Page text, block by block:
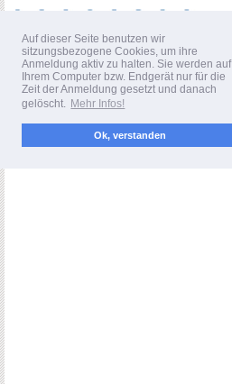
Auf dieser Seite benutzen wir
sitzungsbezogene Cookies, um ihre
Anmeldung aktiv zu halten. Sie werden auf
Ihrem Computer bzw. Endgerät nur für die
Zeit der Anmeldung gesetzt und danach
gelöscht. Mehr Infos!
Ok, verstanden